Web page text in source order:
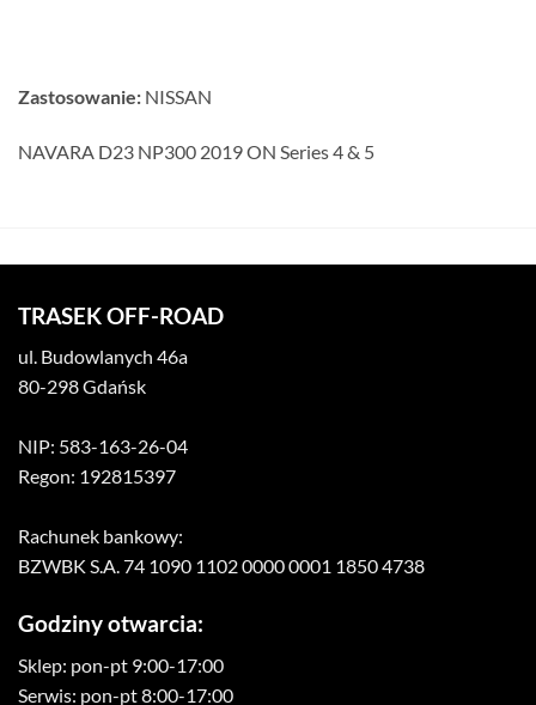
Zastosowanie: NISSAN
NAVARA D23 NP300 2019 ON Series 4 & 5
TRASEK OFF-ROAD
ul. Budowlanych 46a
80-298 Gdańsk
NIP: 583-163-26-04
Regon: 192815397
Rachunek bankowy:
BZWBK S.A. 74 1090 1102 0000 0001 1850 4738
Godziny otwarcia:
Sklep: pon-pt 9:00-17:00
Serwis: pon-pt 8:00-17:00